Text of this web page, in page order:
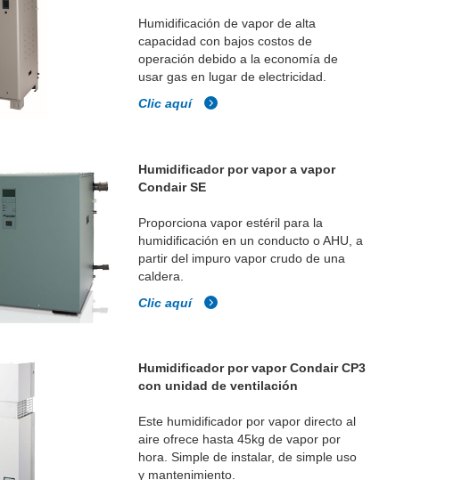
Humidificación de vapor de alta
capacidad con bajos costos de
operación debido a la economía de
usar gas en lugar de electricidad.
Clic aquí
Humidificador por vapor a vapor
Condair SE
Proporciona vapor estéril para la
humidificación en un conducto o AHU, a
partir del impuro vapor crudo de una
caldera.
Clic aquí
Humidificador por vapor Condair CP3
con unidad de ventilación
Este humidificador por vapor directo al
aire ofrece hasta 45kg de vapor por
hora. Simple de instalar, de simple uso
y mantenimiento.